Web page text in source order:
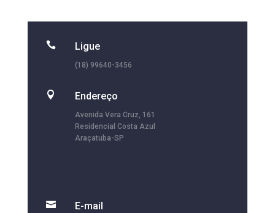
 Ligue
(18) 99640-3456
 Endereço
Avenida Vera Cruz, 161
Residencial Costa Azul
Araçatuba-SP
 E-mail